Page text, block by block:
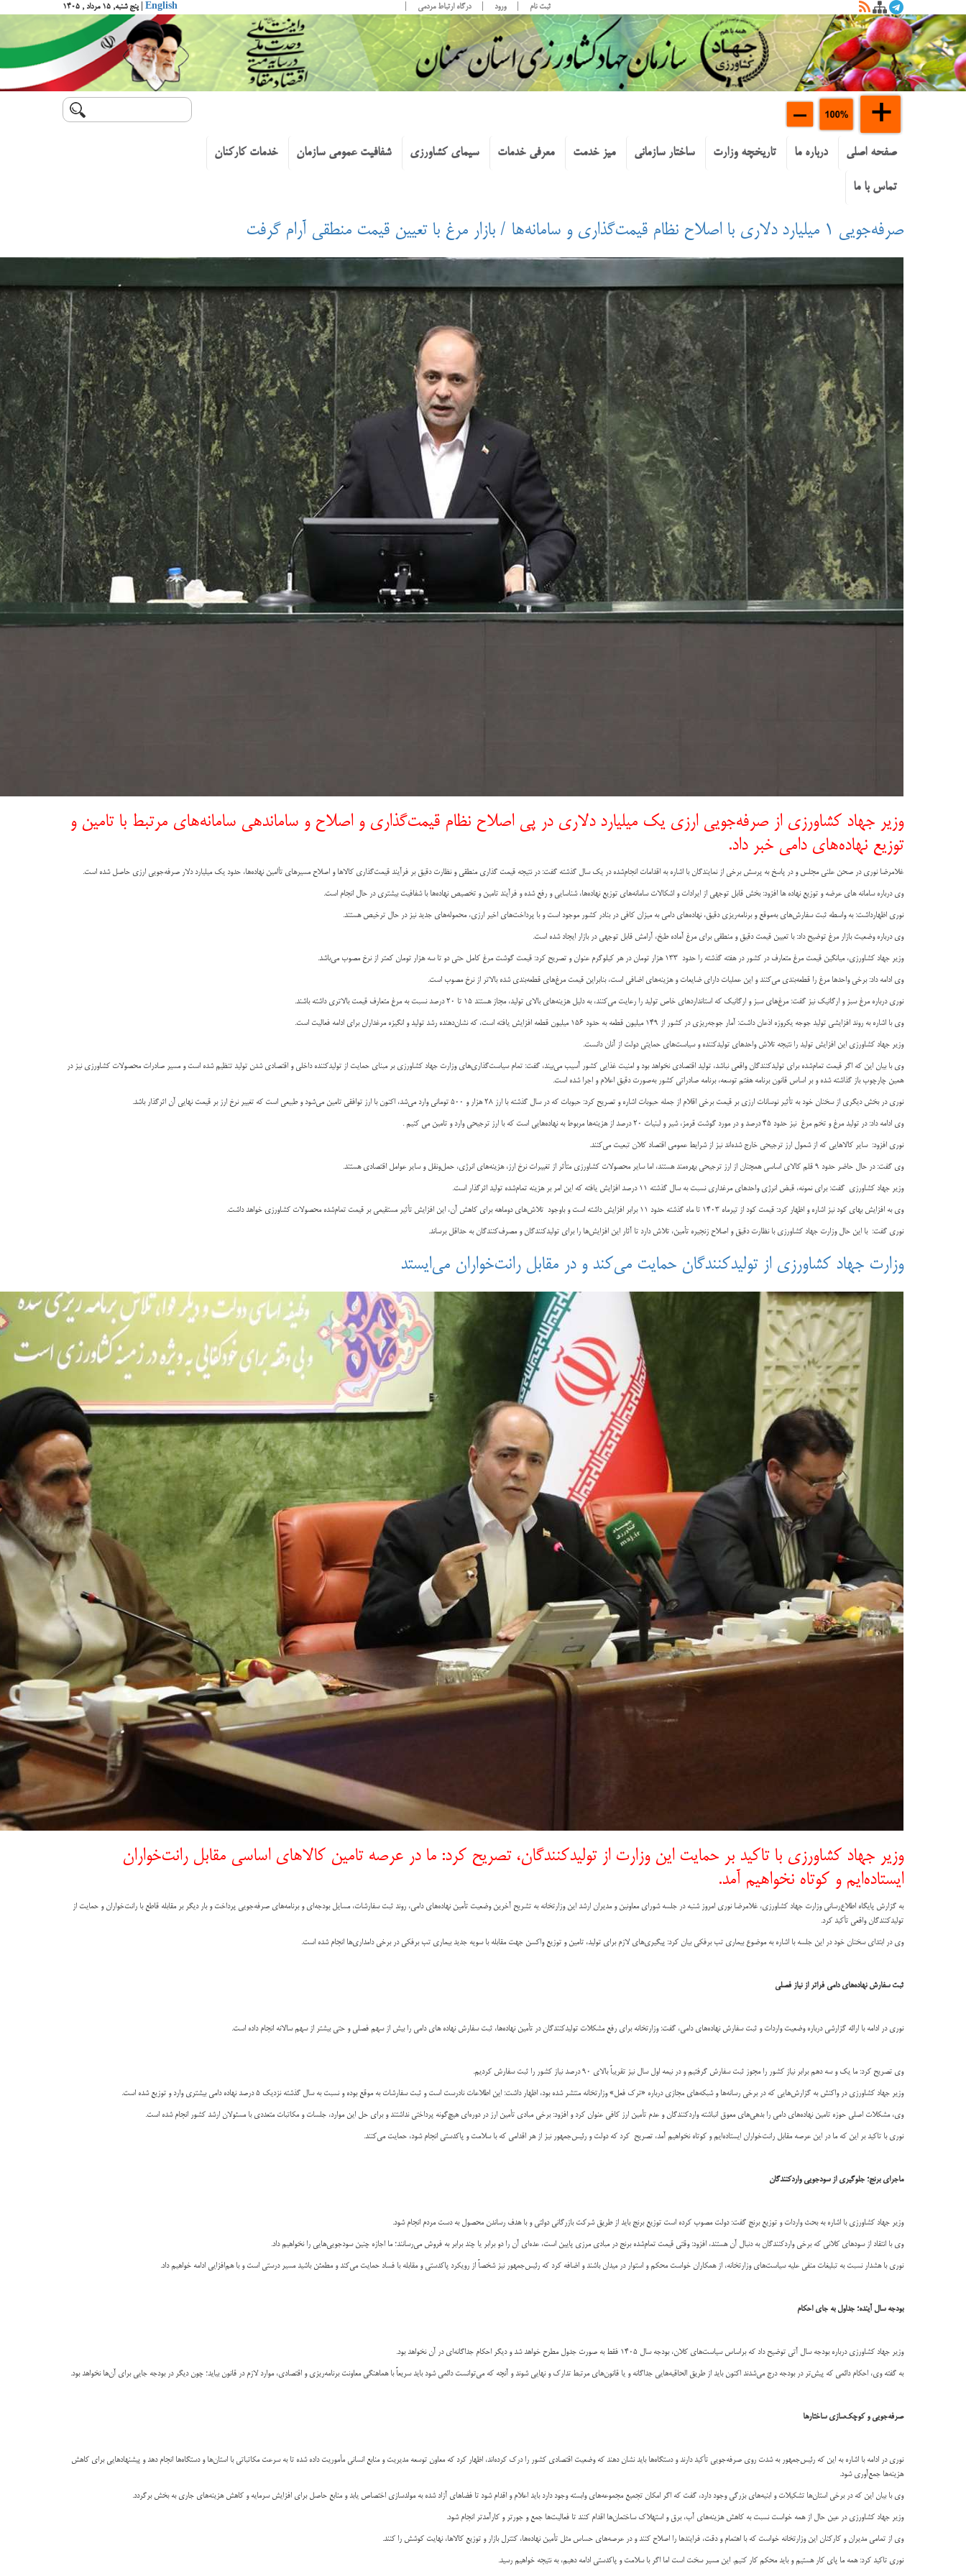
English | پنج شنبه, ۱۵ مرداد , ۱۴۰۵ ثبت نام ورود درگاه ارتباط مردمی
صفحه اصلی درباره ما تاریخچه وزارت ساختار سازمانی میز خدمت معرفی خدمات سیمای کشاورزی شفافیت عمومی سازمان خدمات کارکنان
تماس با ما
صرفه‌جویی ۱ میلیارد دلاری با اصلاح نظام قیمت‌گذاری و سامانه‌ها / بازار مرغ با تعیین قیمت منطقی آرام گرفت
وزیر جهاد کشاورزی از صرفه‌جویی ارزی یک میلیارد دلاری در پی اصلاح نظام قیمت‌گذاری و اصلاح و ساماندهی سامانه‌های مرتبط با تامین و
توزیع نهاده‌های دامی خبر داد.
غلامرضا نوری در صحن علنی مجلس و در پاسخ به پرسش برخی از نمایندگان با اشاره به اقدامات انجام‌شده در یک سال گذشته گفت: در نتیجه قیمت گذاری منطقی و نظارت دقیق بر فرآیند قیمت‌گذاری کالاها و اصلاح مسیرهای تأامین نهاده‌ها، حدود یک میلیارد دلار صرفه‌جویی ارزی حاصل شده است.
وی درباره سامانه های عرضه و توزیع نهاده ها افزود: بخش قابل توجهی از ایرادات و اشکالات سامانه‌های توزیع نهاده‌ها، شناسایی و رفع شده و فرآیند تامین و تخصیص نهاده‌ها با شفافیت بیشتری در حال انجام است.
نوری اظهارداشت: به واسطه ثبت سفارش‌های به‌موقع و برنامه‌ریزی دقیق، نهاده‌های دامی به میزان کافی در بنادر کشور موجود است و با پرداخت‌های اخیر ارزی، محموله‌های جدید نیز در حال ترخیص هستند.
وی درباره وضعیت بازار مرغ توضیح داد: با تعیین قیمت دقیق و منطقی برای مرغ آماده طبخ، آرامش قابل توجهی در بازار ایجاد شده است.
وزیر جهاد کشاورزی، میانگین قیمت مرغ متعارف در کشور در هفته گذشته را حدود ۱۳۳ هزار تومان در هر کیلوگرم عنوان و تصریح کرد: قیمت گوشت مرغ کامل حتی دو تا سه هزار تومان کمتر از نرخ مصوب می‌باشد.
وی ادامه داد: برخی واحدها مرغ را قطعه‌بندی می‌کنند و این عملیات دارای ضایعات و هزینه‌های اضافی است، بنابراین قیمت مرغ‌های قطعه‌بندی شده بالاتر از نرخ مصوب است.
نوری درباره مرغ سبز و ارگانیک نیز گفت: مرغ‌های سبز و ارگانیک که استانداردهای خاص تولید را رعایت می‌کنند، به دلیل هزینه‌های بالای تولید، مجاز هستند ۱۵ تا ۲۰ درصد نسبت به مرغ متعارف قیمت بالاتری داشته باشند.
وی با اشاره به روند افزایشی تولید جوجه یکروزه اذعان داشت: آمار جوجه‌ریزی در کشور از ۱۴۹ میلیون قطعه به حدود ۱۵۶ میلیون قطعه افزایش یافته است، که نشان‌دهنده رشد تولید و انگیزه مرغداران برای ادامه فعالیت است.
وزیر جهاد کشاورزی این افزایش تولید را نتیجه تلاش واحدهای تولیدکننده و سیاست‌های حمایتی دولت از آنان دانست.
وی با بیان این که اگر قیمت تمام‌شده برای تولیدکنندگان واقعی نباشد، تولید اقتصادی نخواهد بود و امنیت غذایی کشور آسیب می‌بیند، گفت: تمام سیاست‌گذاری‌های وزارت جهاد کشاورزی بر مبنای حمایت از تولیدکننده داخلی و اقتصادی شدن تولید تنظیم شده است و مسیر صادرات محصولات کشاورزی نیز در
همین چارچوب باز گذاشته شده و بر اساس قانون برنامه هفتم توسعه، برنامه صادراتی کشور به‌صورت دقیق اعلام و اجرا شده است.
نوری در بخش دیگری از سخنان خود به تأثیر نوسانات ارزی بر قیمت برخی اقلام از جمله حبوبات اشاره و تصریح کرد: حبوبات که در سال گذشته با ارز ۲۸ هزار و ۵۰۰ تومانی وارد می‌شد، اکنون با ارز توافقی تامین می‌شود و طبیعی است که تغییر نرخ ارز بر قیمت نهایی آن اثرگذار باشد.
وی ادامه داد: در تولید مرغ و تخم مرغ نیز حدود ۴۵ درصد و در مورد گوشت قرمز، شیر و لبنیات ۲۰ درصد از هزینه‌ها مربوط به نهاده‌هایی است که با ارز ترجیحی وارد و تامین می کنیم .
نوری افزود: سایر کالاهایی که از شمول ارز ترجیحی خارج شده‌اند نیز از شرایط عمومی اقتصاد کلان تبعیت می‌کنند.
وی گفت: در حال حاضر حدود ۹ قلم کالای اساسی همچنان از ارز ترجیحی بهره‌مند هستند، اما سایر محصولات کشاورزی متأثر از تغییرات نرخ ارز، هزینه‌های انرژی، حمل‌ونقل و سایر عوامل اقتصادی هستند.
وزیر جهاد کشاورزی گفت: برای نمونه، قبض انرژی واحدهای مرغداری نسبت به سال گذشته ۱۱ درصد افزایش یافته که این امر بر هزینه تمام‌شده تولید اثرگذار است.
وی به افزایش بهای کود نیز اشاره و اظهار کرد: قیمت کود از تیرماه ۱۴۰۳ تا ماه گذشته حدود ۱۱ برابر افزایش داشته است و باوجود تلاش‌های دوماهه برای کاهش آن، این افزایش تأثیر مستقیمی بر قیمت تمام‌شده محصولات کشاورزی خواهد داشت.
نوری گفت: با این حال وزارت جهاد کشاورزی با نظارت دقیق و اصلاح زنجیره تأمین، تلاش دارد تا آثار این افزایش‌ها را برای تولیدکنندگان و مصرف‌کنندگان به حداقل برساند.
وزارت جهاد کشاورزی از تولیدکنندگان حمایت می‌کند و در مقابل رانت‌خواران می‌ایستد
وزیر جهاد کشاورزی با تاکید بر حمایت این وزارت از تولیدکنندگان، تصریح کرد: ما در عرصه تامین کالاهای اساسی مقابل رانت‌خواران
ایستاده‌ایم و کوتاه نخواهیم آمد.
به گزارش پایگاه اطلاع‌رسانی وزارت جهاد کشاورزی، غلامرضا نوری امروز شنبه در جلسه شورای معاونین و مدیران ارشد این وزارتخانه به تشریح آخرین وضعیت تأمین نهاده‌های دامی، روند ثبت سفارشات، مسایل بودجه‌ای و برنامه‌های صرفه‌جویی پرداخت و بار دیگر بر مقابله قاطع با رانت‌خواران و حمایت از
تولیدکنندگان واقعی تأکید کرد.
وی در ابتدای سخنان خود در این جلسه با اشاره به موضوع بیماری تب برفکی بیان کرد: پیگیری‌های لازم برای تولید، تامین و توزیع واکسن جهت مقابله با سویه جدید بیماری تب برفکی در برخی دامداری‌ها انجام شده است.
ثبت سفارش نهاده‌های دامی فراتر از نیاز فصلی
نوری در ادامه با ارائه گزارشی درباره وضعیت واردات و ثبت سفارش نهاده‌های دامی، گفت: وزارتخانه برای رفع مشکلات تولیدکنندگان در تأمین نهاده‌ها، ثبت سفارش نهاده های دامی را بیش از سهم فصلی و حتی بیشتر از سهم سالانه انجام داده است.
وی تصریح کرد: ما یک و سه دهم برابر نیاز کشور را مجوز ثبت سفارش گرفتیم و در نیمه اول سال نیز تقریباً بالای ۹۰ درصد نیاز کشور را ثبت سفارش کردیم.
وزیر جهاد کشاورزی در واکنش به گزارش‌هایی که در برخی رسانه‌ها و شبکه‌های مجازی درباره «ترک فعل» وزارتخانه منتشر شده بود، اظهار داشت: این اطلاعات نادرست است و ثبت سفارشات به موقع بوده و نسبت به سال گذشته نزدیک ۵ درصد نهاده دامی بیشتری وارد و توزیع شده است.
وی، مشکلات اصلی حوزه تامین نهاده‌های دامی را بدهی‌های معوق انباشته واردکنندگان و عدم تأمین ارز کافی عنوان کرد و افزود: برخی مبادی تأمین ارز در دوره‌ای هیچ‌گونه پرداختی نداشتند و برای حل این موارد، جلسات و مکاتبات متعددی با مسئولان ارشد کشور انجام شده است.
نوری با تاکید بر این که ما در این عرصه مقابل رانت‌خواران ایستاده‌ایم و کوتاه نخواهیم آمد، تصریح کرد که دولت و رئیس‌جمهور نیز از هر اقدامی که با سلامت و پاکدستی انجام شود، حمایت می‌کنند.
ماجرای برنج؛ جلوگیری از سودجویی واردکنندگان
وزیر جهاد کشاورزی با اشاره به بحث واردات و توزیع برنج گفت: دولت مصوب کرده است توزیع برنج باید از طریق شرکت بازرگانی دولتی و با هدف رساندن محصول به دست مردم انجام شود.
وی با انتقاد از سودهای کلانی که برخی واردکنندگان به دنبال آن هستند، افزود: وقتی قیمت تمام‌شده برنج در مبادی مرزی پایین است، عده‌ای آن را دو برابر یا چند برابر به فروش می‌رسانند؛ ما اجازه چنین سودجویی‌هایی را نخواهیم داد.
نوری با هشدار نسبت به تبلیغات منفی علیه سیاست‌های وزارتخانه، از همکاران خواست محکم و استوار در میدان باشند و اضافه کرد که رئیس‌جمهور نیز شخصاً از رویکرد پاکدستی و مقابله با فساد حمایت می‌کند و مطمئن باشید مسیر درستی است و با هم‌افزایی ادامه خواهیم داد.
بودجه سال آینده؛ جداول به جای احکام
وزیر جهاد کشاورزی درباره بودجه سال آتی توضیح داد که براساس سیاست‌های کلان، بودجه سال ۱۴۰۵ فقط به صورت جدول مطرح خواهد شد و دیگر احکام جداگانه‌ای در آن نخواهد بود.
به گفته وی، احکام دائمی که پیش‌تر در بودجه درج می‌شدند اکنون باید از طریق الحاقیه‌هایی جداگانه و یا قانون‌های مرتبط تدارک و نهایی شوند و آنچه که می‌توانست دائمی شود باید سریعاً با هماهنگی معاونت برنامه‌ریزی و اقتصادی، موارد لازم در قانون بیاید؛ چون دیگر در بودجه جایی برای آن‌ها نخواهد بود.
صرفه‌جویی و کوچک‌سازی ساختارها
نوری در ادامه با اشاره به این که رئیس‌جمهور به شدت روی صرفه‌جویی تأکید دارند و دستگاه‌ها باید نشان دهند که وضعیت اقتصادی کشور را درک کرده‌اند، اظهار کرد که معاون توسعه مدیریت و منابع انسانی مأموریت داده شده تا به سرعت مکاتباتی با استان‌ها و دستگاه‌ها انجام دهد و پیشنهادهایی برای کاهش
هزینه‌ها جمع‌آوری شود.
وی با بیان این که در برخی استان‌ها تشکیلات و ابنیه‌های بزرگی وجود دارد، گفت که اگر امکان تجمیع مجموعه‌های وابسته وجود دارد باید اعلام و اقدام شود تا فضاهای آزاد شده به مولدسازی اختصاص یابد و منابع حاصل برای افزایش سرمایه و کاهش هزینه‌های جاری به بخش برگردد.
وزیر جهاد کشاورزی در عین حال از همه خواست نسبت به کاهش هزینه‌های آب، برق و استهلاک ساختمان‌ها اقدام کنند تا فعالیت‌ها جمع و جورتر و کارآمدتر انجام شود.
وی از تمامی مدیران و کارکنان این وزارتخانه خواست که با اهتمام و دقت، فرایندها را اصلاح کنند و در عرصه‌های حساس مثل تأمین نهاده‌ها، کنترل بازار و توزیع کالاها، نهایت کوشش را کنند.
نوری تاکید کرد: همه ما پای کار هستیم و باید محکم کار کنیم. این مسیر سخت است اما اگر با سلامت و پاکدستی ادامه دهیم، به نتیجه خواهیم رسید.